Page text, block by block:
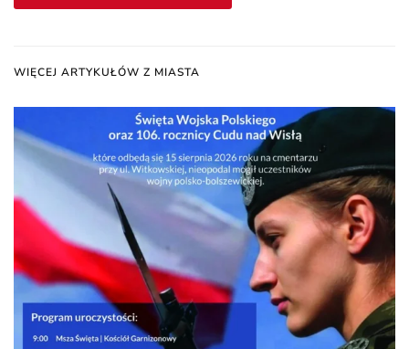
WIĘCEJ ARTYKUŁÓW Z MIASTA